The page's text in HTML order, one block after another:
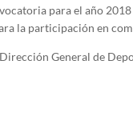
para el año
la participación en
General de